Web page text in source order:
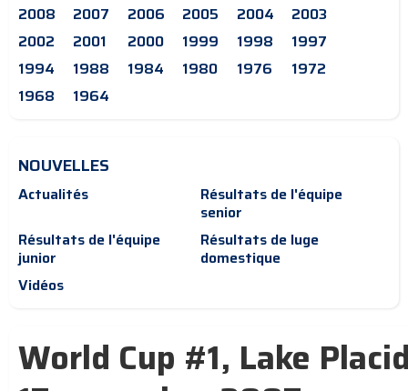
2008
2007 2006 2005 2004
2003
2002
2001 2000 1999 1998
1997
1994
1988 1984 1980 1976
1972
1968
1964
NOUVELLES
Actualités
Résultats de l'équipe
senior
Résultats de l'équipe
junior
Résultats de luge
domestique
Vidéos
World Cup #1, Lake